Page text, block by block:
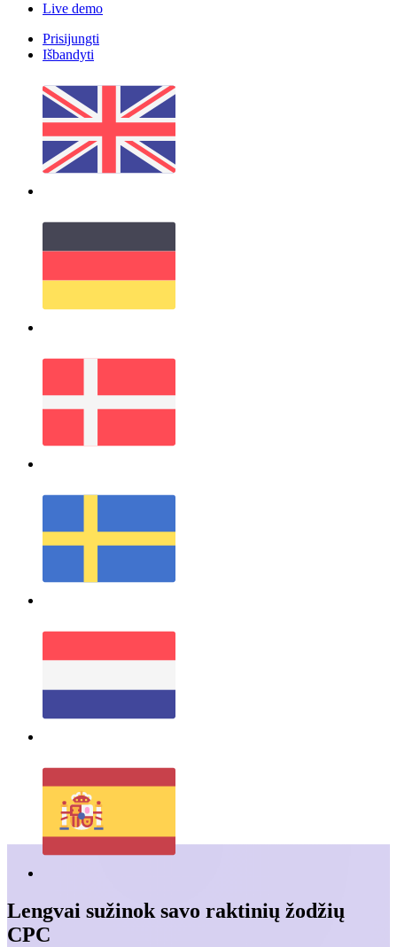
Live demo
Prisijungti
Išbandyti
Lengvai sužinok savo raktinių žodžių
CPC